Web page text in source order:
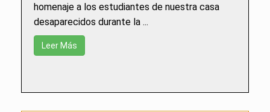
homenaje a los estudiantes de nuestra casa
desaparecidos durante la ...
Leer Más